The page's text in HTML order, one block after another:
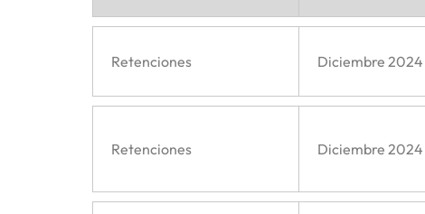
Retenciones Diciembre 2024
Retenciones Diciembre 2024